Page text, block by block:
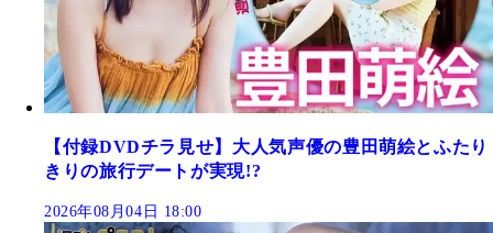
【付録DVDチラ見せ】大人気声優の豊田萌絵とふたり
きりの旅行デートが実現!?
2026年08月04日 18:00